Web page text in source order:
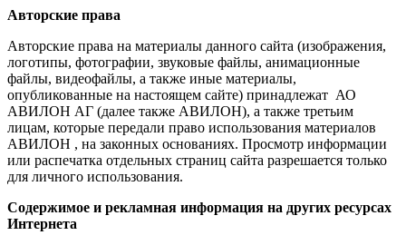
Авторские права
Авторские права на материалы данного сайта (изображения,
логотипы, фотографии, звуковые файлы, анимационные
файлы, видеофайлы, а также иные материалы,
опубликованные на настоящем сайте) принадлежат АО
АВИЛОН АГ (далее также АВИЛОН), а также третьим
лицам, которые передали право использования материалов
АВИЛОН , на законных основаниях. Просмотр информации
или распечатка отдельных страниц сайта разрешается только
для личного использования.
Содержимое и рекламная информация на других ресурсах
Интернета